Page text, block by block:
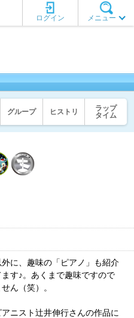
メニュー
ログイン
グループ ヒストリ
ラップ
タイム
に、趣味の「ピアノ」も紹介
す♪。あくまで趣味ですので
ん（笑）。
ニスト辻井伸行さんの作品に